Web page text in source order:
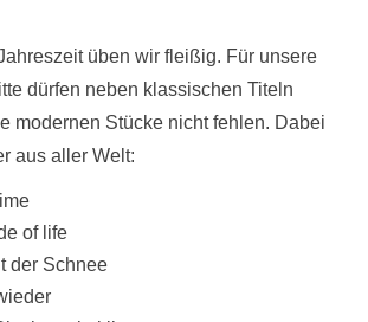
üben wir fleißig. Für unsere
dürfen neben klassischen Titeln
modernen Stücke nicht fehlen. Dabei
aus aller Welt:
of life
der Schnee